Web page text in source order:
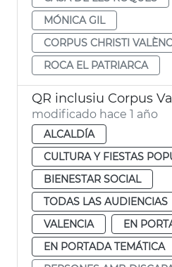
MÓNICA GIL
CORPUS CHRISTI
ROCA EL PATRIARCA
QR inclusiu Corpus
modificado hace 1 año
ALCALDÍA
CULTURA Y FIESTAS
BIENESTAR SOCIAL
TODAS LAS AUDIENCIAS
VALENCIA
EN
EN PORTADA TEMÁTICA